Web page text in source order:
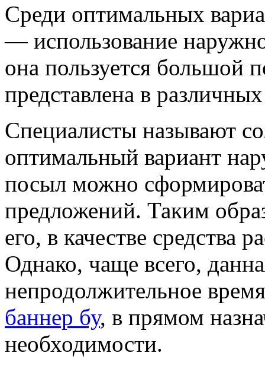
Среди оптимальных
— использование
она пользуется большой
представлена в
Специалисты называют
оптимальный вариант
посыл можно
предложений. Таким
его, в качестве средства
Однако, чаще всего,
непродолжительное
баннер бу, в прямом
необходимости.